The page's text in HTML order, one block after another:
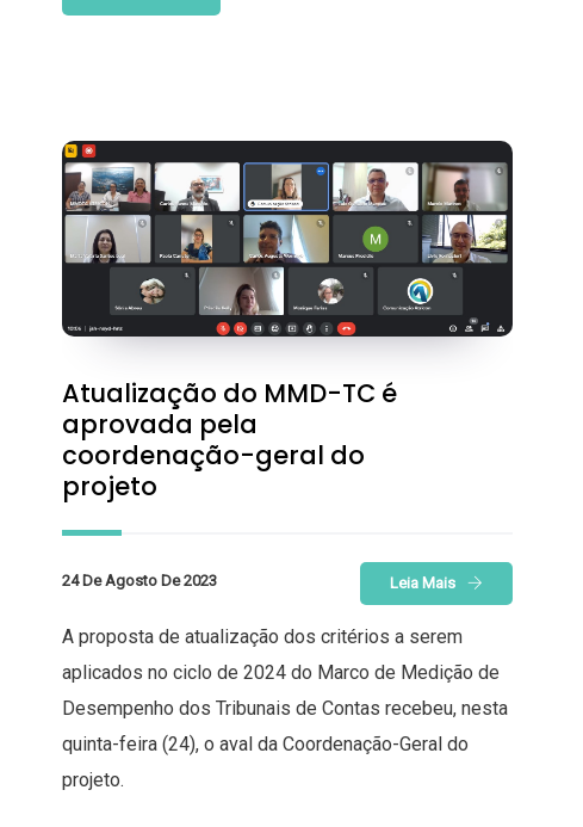
Atualização do MMD-TC é
aprovada pela
coordenação-geral do
projeto
24 De Agosto De 2023 Leia Mais
A proposta de atualização dos critérios a serem
aplicados no ciclo de 2024 do Marco de Medição de
Desempenho dos Tribunais de Contas recebeu, nesta
quinta-feira (24), o aval da Coordenação-Geral do
projeto.